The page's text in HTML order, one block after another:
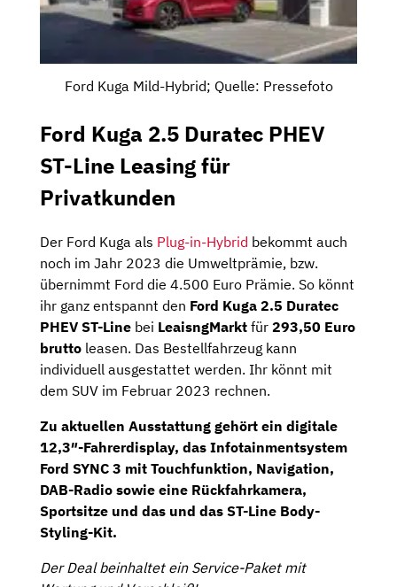
Ford Kuga Mild-Hybrid; Quelle: Pressefoto
Ford Kuga 2.5 Duratec PHEV
ST-Line Leasing für
Privatkunden
Der Ford Kuga als Plug-in-Hybrid bekommt auch
noch im Jahr 2023 die Umweltprämie, bzw.
übernimmt Ford die 4.500 Euro Prämie. So könnt
ihr ganz entspannt den Ford Kuga 2.5 Duratec
PHEV ST-Line bei LeaisngMarkt für 293,50 Euro
brutto leasen. Das Bestellfahrzeug kann
individuell ausgestattet werden. Ihr könnt mit
dem SUV im Februar 2023 rechnen.
Zu aktuellen Ausstattung gehört ein digitale
12,3″-Fahrerdisplay, das Infotainmentsystem
Ford SYNC 3 mit Touchfunktion, Navigation,
DAB-Radio sowie eine Rückfahrkamera,
Sportsitze und das und das ST-Line Body-
Styling-Kit.
Der Deal beinhaltet ein Service-Paket mit